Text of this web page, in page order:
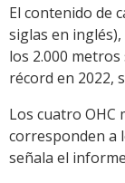
El contenido de
siglas en
los 2.000
récord en 2022,
Los cuatro OHC
corresponden a
señala el